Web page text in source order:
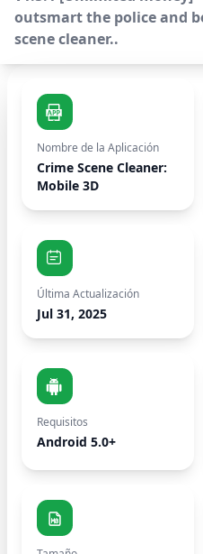
outsmart the police and
scene cleaner..
Nombre de la Aplicación
Crime Scene Cleaner:
Mobile 3D
Última Actualización
Jul 31, 2025
Requisitos
Android 5.0+